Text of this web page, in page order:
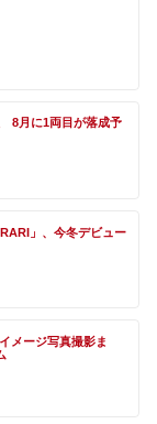
8月に1両目が落成予
」、今冬デビュー
メージ写真撮影ま